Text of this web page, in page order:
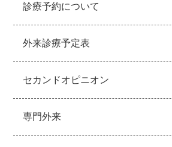
診療予約について
外来診療予定表
セカンドオピニオン
専門外来